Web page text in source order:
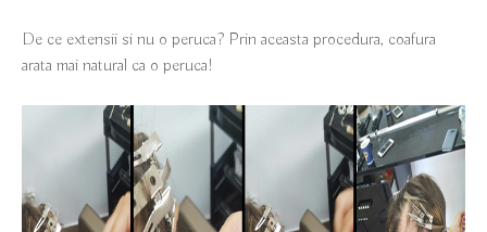
De ce extensii si nu o peruca? Prin aceasta procedura, coafura
arata mai natural ca o peruca!